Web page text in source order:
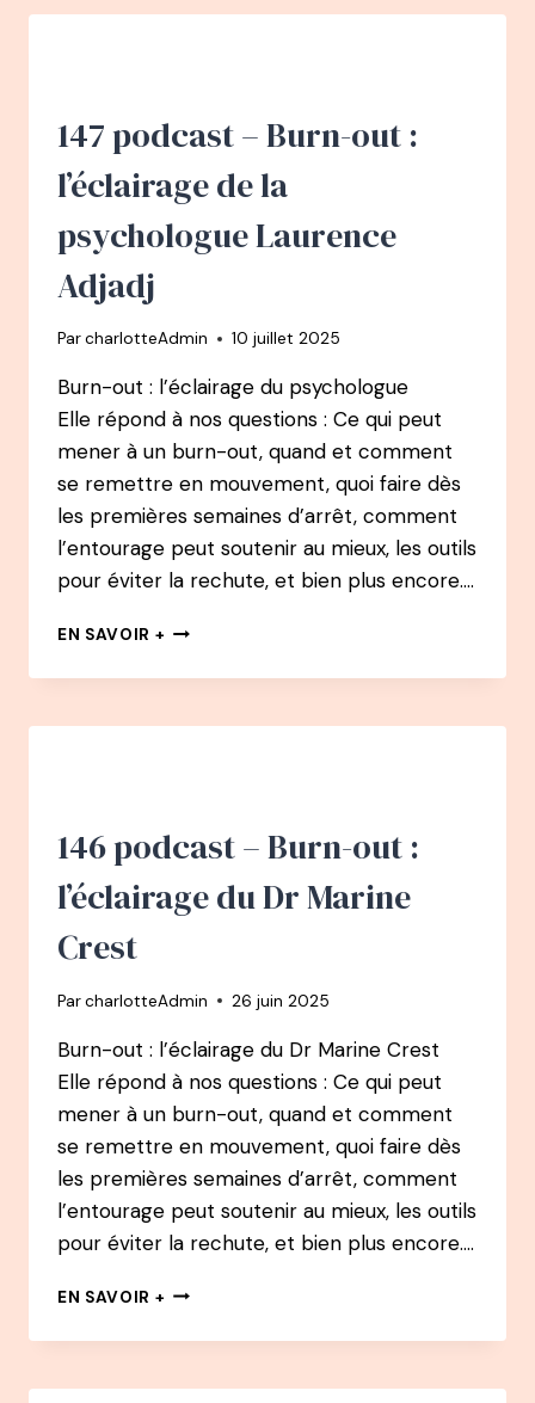
CHAMPION
CELA
!
147 podcast – Burn-out :
l’éclairage de la
psychologue Laurence
Adjadj
ParcharlotteAdmin 10 juillet 2025
Burn-out : l’éclairage du psychologue
Elle répond à nos questions : Ce qui peut
mener à un burn-out, quand et comment
se remettre en mouvement, quoi faire dès
les premières semaines d’arrêt, comment
l’entourage peut soutenir au mieux, les outils
pour éviter la rechute, et bien plus encore….
EN SAVOIR + 147
–
OUT
PSYCHOLOGUE
ADJADJ
146 podcast – Burn-out :
l’éclairage du Dr Marine
Crest
ParcharlotteAdmin 26 juin 2025
Burn-out : l’éclairage du Dr Marine Crest
Elle répond à nos questions : Ce qui peut
mener à un burn-out, quand et comment
se remettre en mouvement, quoi faire dès
les premières semaines d’arrêt, comment
l’entourage peut soutenir au mieux, les outils
pour éviter la rechute, et bien plus encore….
EN SAVOIR + 146
–
OUT